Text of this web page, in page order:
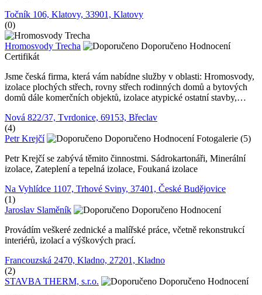
Točník 106, Klatovy, 33901, Klatovy
(0)
Hromosvody Trecha Doporučeno Hodnocení
Certifikát
Jsme česká firma, která vám nabídne služby v oblasti: Hromosvody,
izolace plochých střech, rovny střech rodinných domů a bytových
domů dále komerčních objektů, izolace atypické ostatní stavby,…
Nová 822/37, Tvrdonice, 69153, Břeclav
(4)
Petr Krejčí
Doporučeno Hodnocení Fotogalerie (5)
Petr Krejčí se zabývá těmito činnostmi. Sádrokartonáři, Minerální
izolace, Zateplení a tepelná izolace, Foukaná izolace
Na Vyhlídce 1107, Trhové Sviny, 37401, České Budějovice
(1)
Jaroslav Slaměník
Doporučeno Hodnocení
Provádím veškeré zednické a malířské práce, včetně rekonstrukcí
interiérů, izolací a výškových prací.
Francouzská 2470, Kladno, 27201, Kladno
(2)
STAVBA THERM, s.r.o.
Doporučeno Hodnocení